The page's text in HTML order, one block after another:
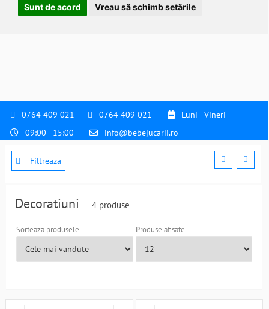
Sunt de acord Vreau să schimb setările
0764 409 021 0764 409 021
Luni - Vineri
09:00 - 15:00
info@bebejucarii.ro
Filtreaza
Decoratiuni 4 produse
Sorteaza produsele Produse afisate